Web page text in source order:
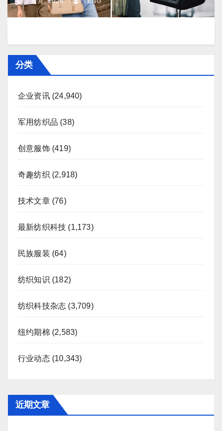
分类
企业资讯(24,940)
军用纺织品 (38)
创意服饰(419)
奇趣纺织 (2,918)
技术文章(76)
最新纺织科技 (1,173)
民族服装 (64)
纺织知识 (182)
纺织科技杂志 (3,709)
纽约期棉 (2,583)
行业动态(10,343)
近期文章